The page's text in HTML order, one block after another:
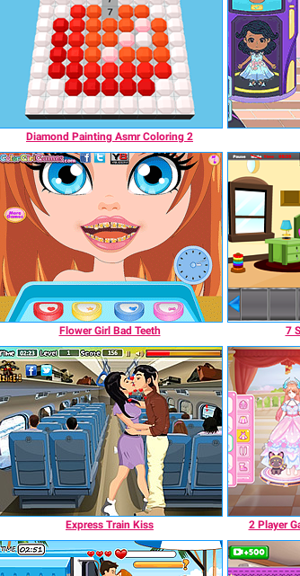
Diamond Painting Asmr Coloring 2
Flower Girl Bad Teeth 7
Express Train Kiss 2 Player